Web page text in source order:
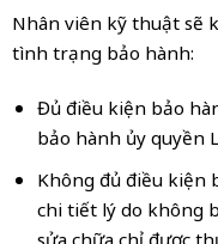
Nhân viên kỹ thuật sẽ
tình trạng bảo hành:
Đủ điều kiện bảo
bảo hành ủy quyền
Không đủ điều kiện
chi tiết lý do không
sửa chữa chỉ được